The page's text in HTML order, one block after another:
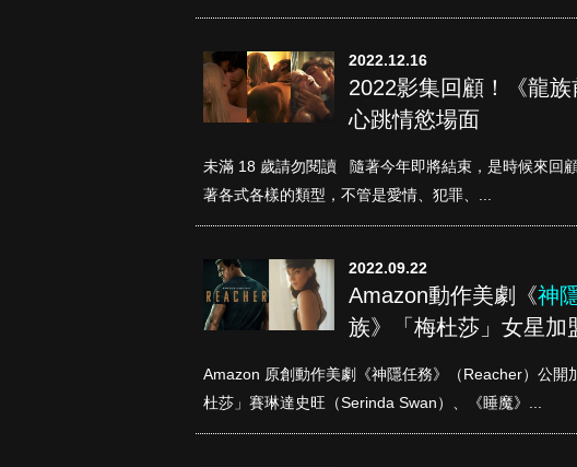
2022.12.16
2022影集回顧！《龍
心跳情慾場面
未滿 18 歲請勿閱讀 隨著今年即將結束，是時候來回
著各式各樣的類型，不管是愛情、犯罪、...
2022.09.22
Amazon動作美劇《神
族》「梅杜莎」女星加
Amazon 原創動作美劇《神隱任務》（Reacher）公
杜莎」賽琳達史旺（Serinda Swan）、《睡魔》...
真愛挑日子
古柯鹼教母